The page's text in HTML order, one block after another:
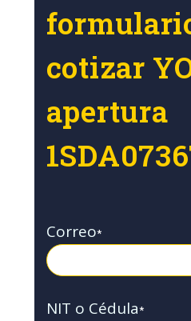
cotizar
apertura
Correo*
NIT o Cédula*